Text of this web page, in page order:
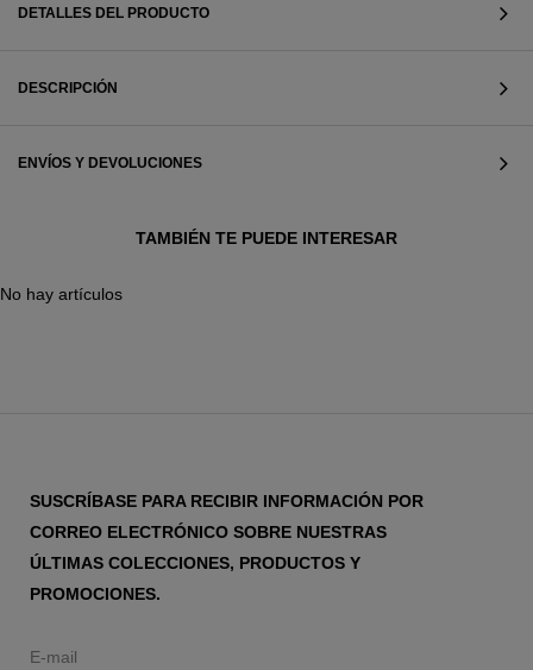
VER TODOS
DETALLES DEL PRODUCTO
DESCRIPCIÓN
ENVÍOS Y DEVOLUCIONES
TAMBIÉN TE PUEDE INTERESAR
No hay artículos
SUSCRÍBASE PARA RECIBIR INFORMACIÓN POR
CORREO ELECTRÓNICO SOBRE NUESTRAS
ÚLTIMAS COLECCIONES, PRODUCTOS Y
PROMOCIONES.
E-mail